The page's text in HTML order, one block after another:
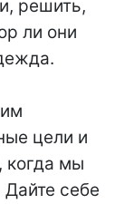
решить,
ли они
цели и
когда мы
себе